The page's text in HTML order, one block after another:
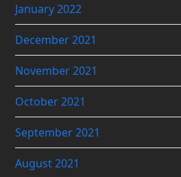
January 2022
December 2021
November 2021
October 2021
September 2021
August 2021